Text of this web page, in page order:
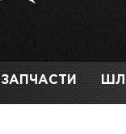
ЗАПЧАСТИ